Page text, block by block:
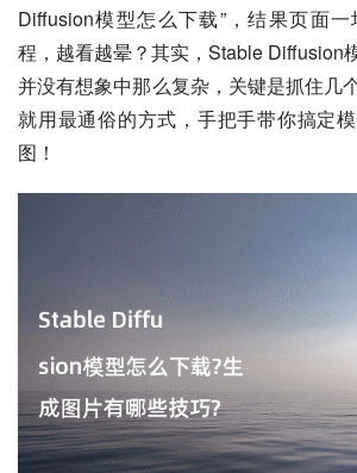
Diffusion模型怎么下载”，结果页面
程，越看越晕？其实，Stable Diffusion
并没有想象中那么复杂，关键是抓住几
就用最通俗的方式，手把手带你搞定
图！